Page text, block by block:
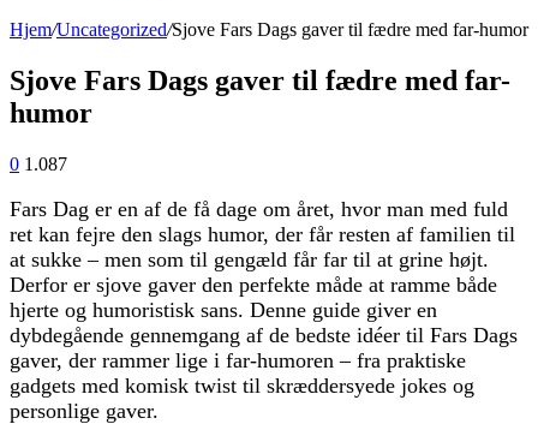
Hjem/Uncategorized/Sjove Fars Dags gaver til fædre med far-humor
Sjove Fars Dags gaver til fædre med far-
humor
0 1.087
Fars Dag er en af de få dage om året, hvor man med fuld
ret kan fejre den slags humor, der får resten af familien til
at sukke – men som til gengæld får far til at grine højt.
Derfor er sjove gaver den perfekte måde at ramme både
hjerte og humoristisk sans. Denne guide giver en
dybdegående gennemgang af de bedste idéer til Fars Dags
gaver, der rammer lige i far-humoren – fra praktiske
gadgets med komisk twist til skræddersyede jokes og
personlige gaver.